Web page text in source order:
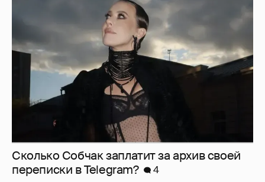
Сколько Собчак заплатит за архив своей
перeписки в Telegram?
4